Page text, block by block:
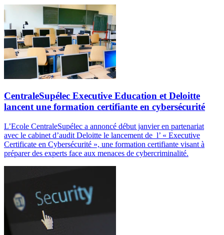
CentraleSupélec Executive Education et Deloitte
lancent une formation certifiante en cybersécurité
L’Ecole CentraleSupélec a annoncé début janvier en partenariat
avec le cabinet d’audit Deloitte le lancement de l’ « Executive
Certificate en Cybersécurité », une formation certifiante visant à
préparer des experts face aux menaces de cybercriminalité.